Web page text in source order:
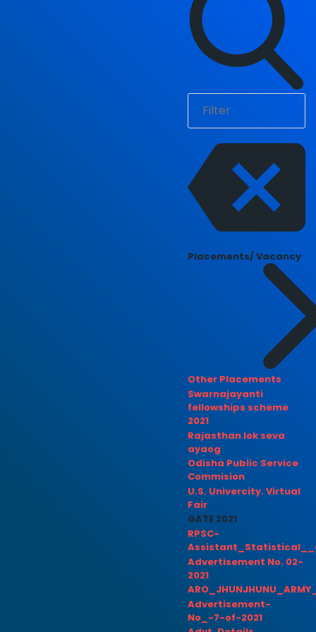
Placements/ Vacancy
Other Placements
Swarnajayanti
fellowships scheme
2021
Rajasthan lok seva
ayaog
Odisha Public Service
Commision
U.S. Univercity. Virtual
Fair
GATE 2021
RPSC-
Advertisement No. 02-
2021
Advertisement-
No_-7-of-2021